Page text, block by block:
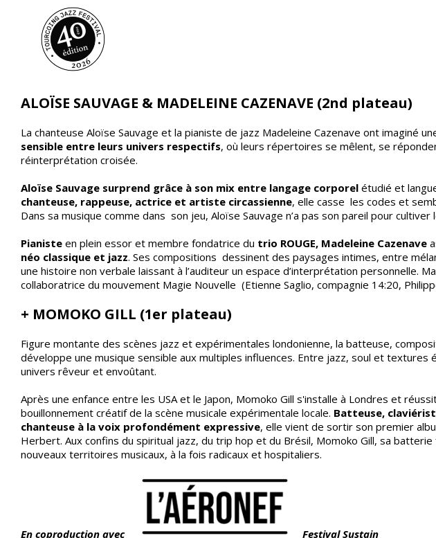
ALOÏSE SAUVAGE & MADELEINE CAZENAVE (2nd plateau)
La chanteuse Aloïse Sauvage et la pianiste de jazz Madeleine Cazenave ont imaginé
sensible entre leurs univers respectifs, où leurs répertoires se mêlent, se
réinterprétation croisée.
Aloïse Sauvage surprend grâce à son mix entre langage corporel étudié et
chanteuse, rappeuse, actrice et artiste circassienne, elle casse les codes et
Dans sa musique comme dans son jeu, Aloïse Sauvage n’a pas son pareil pour cultiver
Pianiste en plein essor et membre fondatrice du trio ROUGE, Madeleine Cazenave
néo classique et jazz. Ses compositions dessinent des paysages intimes, entre
une histoire non verbale laissant à l’auditeur un espace d’interprétation personnelle.
collaboratrice du mouvement Magie Nouvelle (Etienne Saglio, compagnie 14:20,
+ MOMOKO GILL (1er plateau)
Figure montante des scènes jazz et expérimentales londonienne, la batteuse,
développe une musique sensible aux multiples influences. Entre jazz, soul et textures
univers rêveur et envoûtant.
Après une enfance entre les USA et le Japon, Momoko Gill s'installe à Londres et
bouillonnement créatif de la scène musicale expérimentale locale. Batteuse,
chanteuse à la voix profondément expressive, elle vient de sortir son premier
Herbert. Aux confins du spiritual jazz, du trip hop et du Brésil, Momoko Gill, sa
nouveaux territoires musicaux, à la fois radicaux et hospitaliers.
En coproduction avec Festival Sustain